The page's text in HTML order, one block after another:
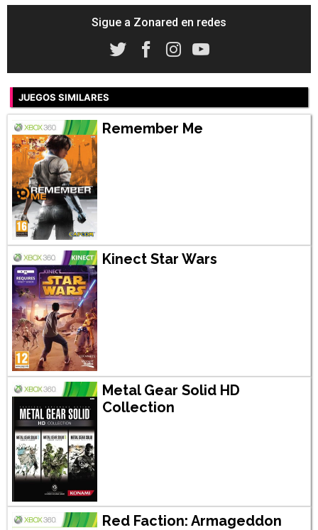
Sigue a Zonared en redes
JUEGOS SIMILARES
Remember Me
Kinect Star Wars
Metal Gear Solid HD
Collection
Red Faction: Armageddon